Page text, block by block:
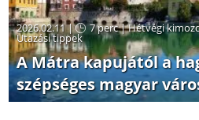
2026.02.11 | 7 perc|Hétvégi
Utazási tippek
A Mátra kapujától a
szépséges magyar